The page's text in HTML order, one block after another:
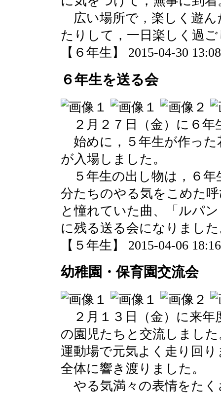
広い場所で，楽しく遊ん
たりして，一日楽しく過
【６年生】 2015-04-30
６年生を送る会
２月２７日（金）に６年
始めに，５年生が作った
が入場しました。
５年生の出し物は，６年
分たちのやる気をこめた
と憧れていた曲、「ルパ
に残る送る会になりまし
【５年生】 2015-04-06
幼稚園・保育園交流会
２月１３日（金）に来年
の園児たちと交流しまし
運動場で元気よく走り回
全体に響き渡りました。
やる気満々の表情をたく